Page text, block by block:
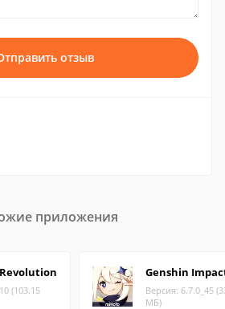
отзыв
приложения
(103.15
Genshin
Версия: 6.7.0_45
МБ)